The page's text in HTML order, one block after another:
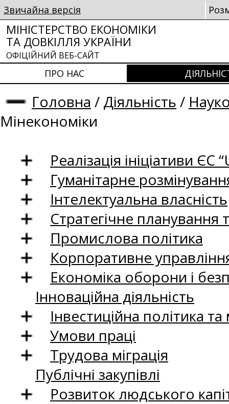
Звичайна версія
МІНІСТЕРСТВО ЕКОНОМІКИ
ТА ДОВКІЛЛЯ УКРАЇНИ
ОФІЦІЙНИЙ ВЕБ-САЙТ
ПРО НАС
Головна / Діяльність /
Мінекономіки
Реалізація ініціативи ЄС
Гуманітарне
Інтелектуальна власність
Стратегічне
Промислова політика
Корпоративне
Економіка оборони і
Інноваційна діяльність
Інвестиційна політика
Умови праці
Трудова міграція
Публічні закупівлі
Розвиток людського